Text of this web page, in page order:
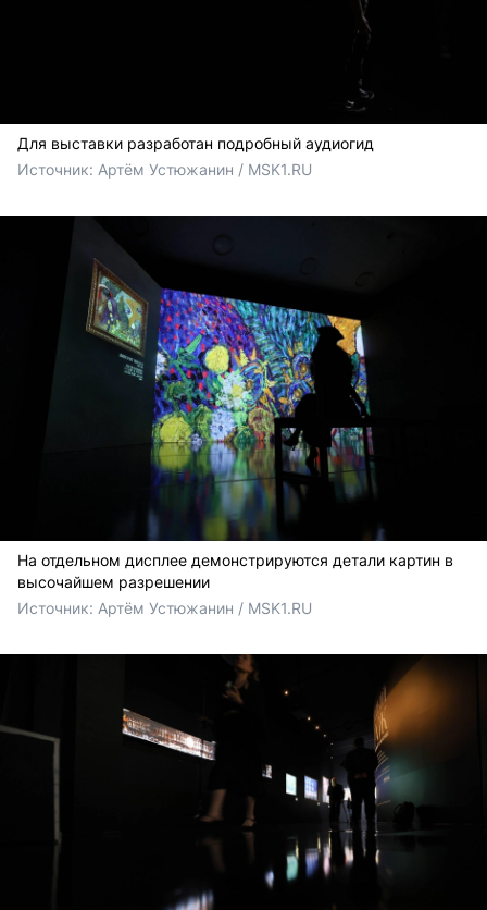
Для выставки разработан подробный аудиогид
Источник: Артём Устюжанин / MSK1.RU
На отдельном дисплее демонстрируются детали картин в
высочайшем разрешении
Источник: Артём Устюжанин / MSK1.RU